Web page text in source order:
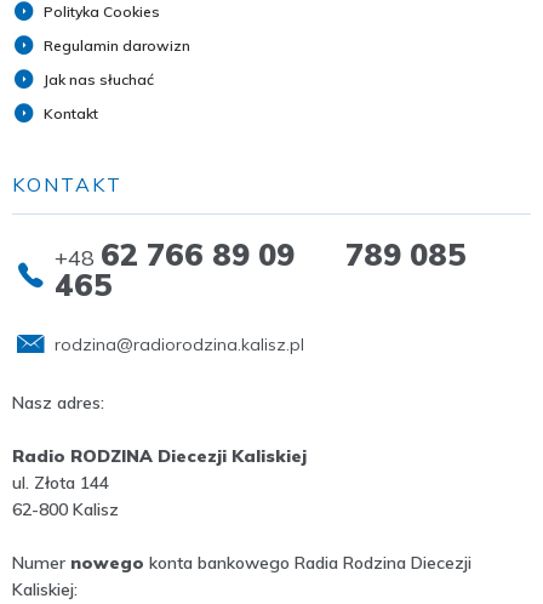
Polityka Cookies
Regulamin darowizn
Jak nas słuchać
Kontakt
KONTAKT
+48 62 766 89 09 789 085
465
rodzina@radiorodzina.kalisz.pl
Nasz adres:
Radio RODZINA Diecezji Kaliskiej
ul. Złota 144
62-800 Kalisz
Numer nowego konta bankowego Radia Rodzina Diecezji
Kaliskiej: